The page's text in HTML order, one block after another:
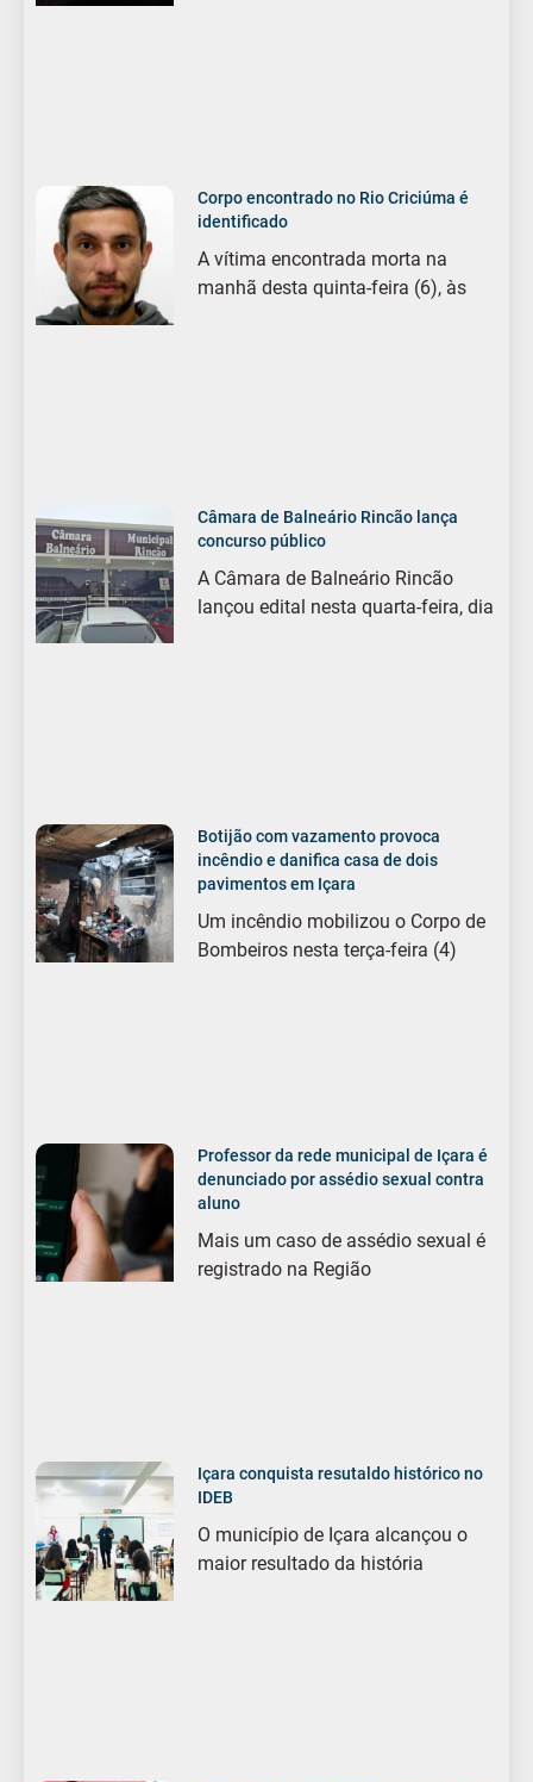
Corpo encontrado no Rio Criciúma é
identificado
A vítima encontrada morta na
manhã desta quinta-feira (6), às
Câmara de Balneário Rincão lança
concurso público
A Câmara de Balneário Rincão
lançou edital nesta quarta-feira, dia
Botijão com vazamento provoca
incêndio e danifica casa de dois
pavimentos em Içara
Um incêndio mobilizou o Corpo de
Bombeiros nesta terça-feira (4)
Professor da rede municipal de Içara é
denunciado por assédio sexual contra
aluno
Mais um caso de assédio sexual é
registrado na Região
Içara conquista resutaldo histórico no
IDEB
O município de Içara alcançou o
maior resultado da história